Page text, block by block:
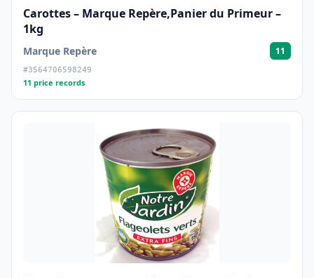
Carottes – Marque Repère,Panier du Primeur –
1kg
Marque Repère 11
#3564706598249
11 price records